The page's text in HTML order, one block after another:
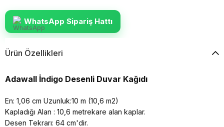
WhatsApp Sipariş Hattı
Ürün Özellikleri
Adawall İndigo Desenli Duvar Kağıdı
En: 1,06 cm Uzunluk:10 m (10,6 m2)
Kapladığı Alan : 10,6 metrekare alan kaplar.
Desen Tekrarı: 64 cm'dir.